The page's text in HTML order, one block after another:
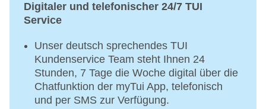
Digitaler und telefonischer 24/7 TUI
Service
Unser deutsch sprechendes TUI
Kundenservice Team steht Ihnen 24
Stunden, 7 Tage die Woche digital über die
Chatfunktion der myTui App, telefonisch
und per SMS zur Verfügung.